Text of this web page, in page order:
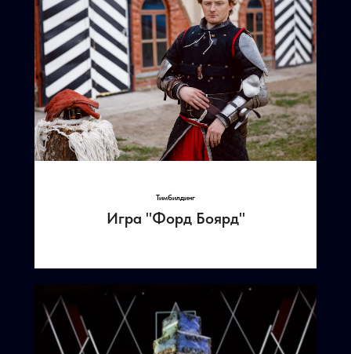
Тимбилдинг
Игра "Форд Боярд"